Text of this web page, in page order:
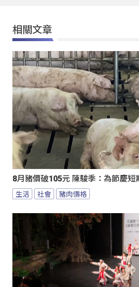
相關文章
8月豬價破105元 陳駿季：為節慶短
生活 社會 豬肉價格